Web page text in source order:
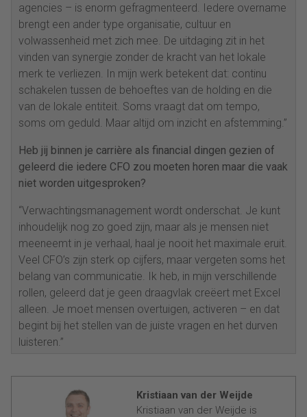
agencies – is enorm gefragmenteerd. Iedere overname
brengt een ander type organisatie, cultuur en
volwassenheid met zich mee. De uitdaging zit in het
vinden van synergie zonder de kracht van het lokale
merk te verliezen. In mijn werk betekent dat: continu
schakelen tussen de behoeftes van de holding en die
van de lokale entiteit. Soms vraagt dat om tempo,
soms om geduld. Maar altijd om inzicht en afstemming.”
Heb jij binnen je carrière als financial dingen gezien of
geleerd die iedere CFO zou moeten horen maar die vaak
niet worden uitgesproken?
“Verwachtingsmanagement wordt onderschat. Je kunt
inhoudelijk nog zo goed zijn, maar als je mensen niet
meeneemt in je verhaal, haal je nooit het maximale eruit.
Veel CFO’s zijn sterk op cijfers, maar vergeten soms het
belang van communicatie. Ik heb, in mijn verschillende
rollen, geleerd dat je geen draagvlak creëert met Excel
alleen. Je moet mensen overtuigen, activeren – en dat
begint bij het stellen van de juiste vragen en het durven
luisteren.”
Kristiaan van der Weijde
Kristiaan van der Weijde is